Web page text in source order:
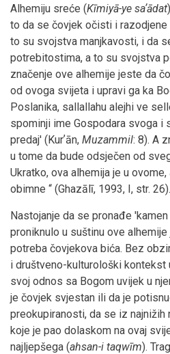
Alhemiju sreće (Kīmiyā-ye saʼādat
to da se čovjek očisti i
to su svojstva manjkavosti, i da
potrebitostima, a to su svojstva
značenje ove alhemije jeste da
od ovoga svijeta i upravi ga ka
Poslanika, sallallahu alejhi ve
spominji ime Gospodara svoga i
predaj' (Kurʼān, Muzammil: 8). A
u tome da bude odsječen od
Ukratko, ova alhemija je u
obimne “ (Ghazālī, 1993, I, str. 26).
Nastojanje da se pronađe
proniknulo u suštinu ove
potreba čovjekova bića. Bez
i društveno-kulturološki
svoj odnos sa Bogom uvijek u
je čovjek svjestan ili da je
preokupiranosti, da se iz najnižih
koje je pao dolaskom na ovaj
najljepšega (ahsan-i taqwīm).